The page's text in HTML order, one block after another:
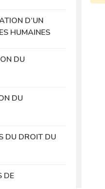
D’UN
HUMAINES
DU
DU
DU DROIT DU
DE